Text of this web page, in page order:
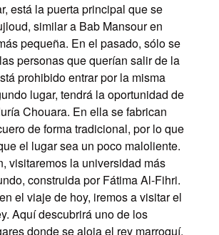
está la puerta principal que se
similar a Bab Mansour en
pequeña. En el pasado, sólo se
personas que querían salir de la
prohibido entrar por la misma
lugar, tendrá la oportunidad de
Chouara. En ella se fabrican
de forma tradicional, por lo que
el lugar sea un poco maloliente.
visitaremos la universidad más
construida por Fátima Al-Fihri.
el viaje de hoy, iremos a visitar el
Aquí descubrirá uno de los
donde se aloja el rey marroquí.